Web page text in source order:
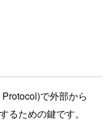
で外部から
るための鍵です。